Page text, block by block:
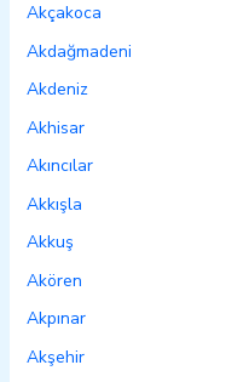
Akçakoca
Akdağmadeni
Akdeniz
Akhisar
Akıncılar
Akkışla
Akkuş
Akören
Akpınar
Akşehir